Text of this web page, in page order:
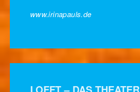
www.irinapauls.de
LOFFT – DAS THEATER